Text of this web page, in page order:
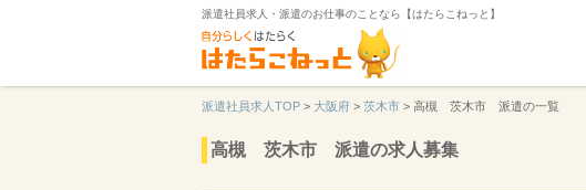
派遣社員求人・派遣のお仕事のことなら【はたらこねっと】
派遣社員求人TOP > 大阪府 > 茨木市 > 高槻 茨木市 派遣の一覧
高槻 茨木市 派遣の求人募集